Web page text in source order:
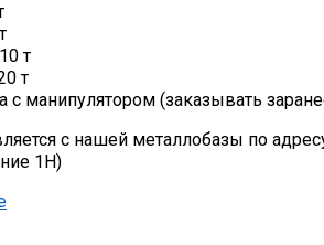
т
т
с манипулятором (заказывать
с нашей металлобазы по
1Н)